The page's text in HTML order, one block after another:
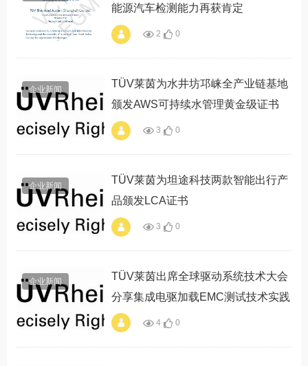
司获大众中国认可
再获肯定"
能源汽车检测能力再获肯定
2 0
企业新闻
坊邛崃全产业链基地
理黄金级证书"
TÜV莱茵为水井坊邛崃全产业链基地
颁发AWS可持续水管理黄金级证书
3 0
企业新闻
科技两款智能出行产
TÜV莱茵为坦途科技两款智能出行产
品颁发LCA证书
3 0
企业新闻
球驱动系统技术大会
TÜV莱茵出席全球驱动系统技术大会
分享集成电驱加载EMC测试技术实践
4 0